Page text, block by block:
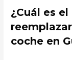
¿Cuál es
coche en